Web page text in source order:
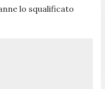
lo squalificato